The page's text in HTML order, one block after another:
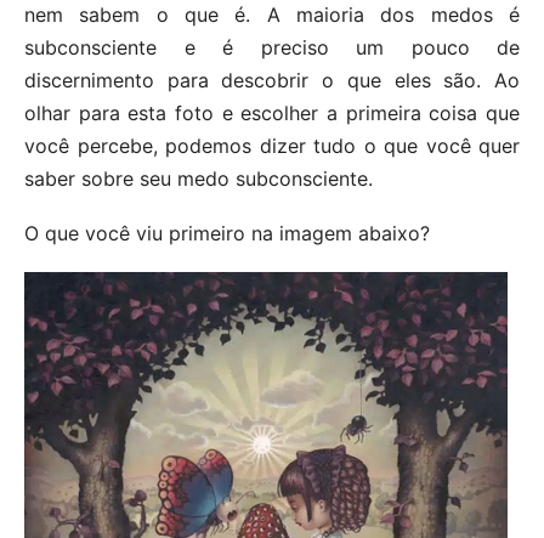
nem sabem o que é. A maioria dos medos é
subconsciente e é preciso um pouco de
discernimento para descobrir o que eles são. Ao
olhar para esta foto e escolher a primeira coisa que
você percebe, podemos dizer tudo o que você quer
saber sobre seu medo subconsciente.
O que você viu primeiro na imagem abaixo?